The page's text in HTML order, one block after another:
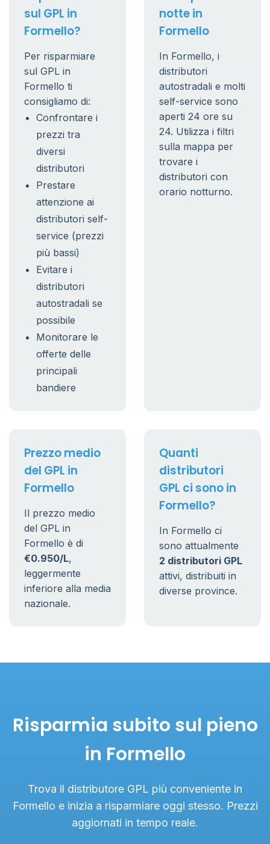
sul GPL in
Formello?
Per risparmiare
sul GPL in
Formello ti
consigliamo di:
Confrontare i
prezzi tra
diversi
distributori
Prestare
attenzione ai
distributori self-
service (prezzi
più bassi)
Evitare i
distributori
autostradali se
possibile
Monitorare le
offerte delle
principali
bandiere
notte in
Formello
In Formello, i
distributori
autostradali e molti
self-service sono
aperti 24 ore su
24. Utilizza i filtri
sulla mappa per
trovare i
distributori con
orario notturno.
Prezzo medio
del GPL in
Formello
Il prezzo medio
del GPL in
Formello è di
€0.950/L,
leggermente
inferiore alla media
nazionale.
Quanti
distributori
GPL ci sono in
Formello?
In Formello ci
sono attualmente
2 distributori GPL
attivi, distribuiti in
diverse province.
Risparmia subito sul pieno
in Formello
Trova il distributore GPL più conveniente in
Formello e inizia a risparmiare oggi stesso. Prezzi
aggiornati in tempo reale.